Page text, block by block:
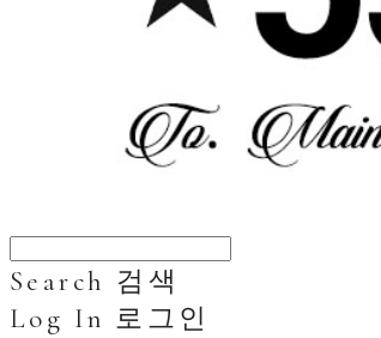
Search 검색
Log In 로그인